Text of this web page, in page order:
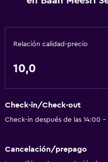
Relación calidad-precio
10,0
Check-in/Check-out
Check-in después de las 14:00
Cancelación/prepago